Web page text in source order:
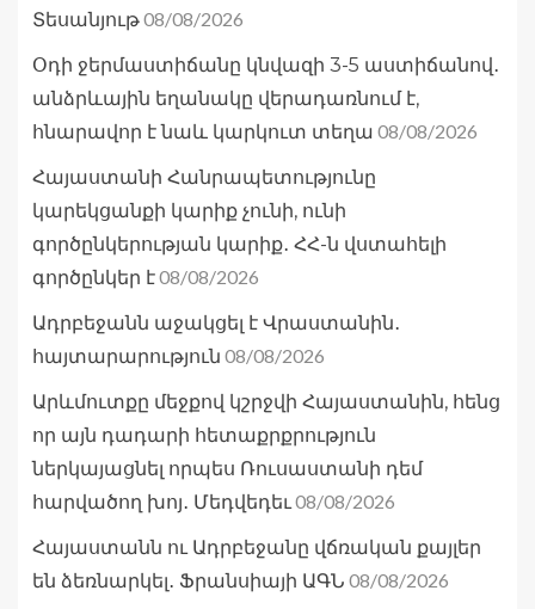
Տեսանյութ08/08/2026
Օդի ջերմաստիճանը կնվազի 3-5 աստիճանով․
անձրևային եղանակը վերադառնում է,
հնարավոր է նաև կարկուտ տեղա 08/08/2026
Հայաստանի Հանրապետությունը
կարեկցանքի կարիք չունի, ունի
գործընկերության կարիք․ ՀՀ-ն վստահելի
գործընկեր է08/08/2026
Ադրբեջանն աջակցել է Վրաստանին․
հայտարարություն 08/08/2026
Արևմուտքը մեջքով կշրջվի Հայաստանին, հենց
որ այն դադարի հետաքրքրություն
ներկայացնել որպես Ռուսաստանի դեմ
հարվածող խոյ․ Մեդվեդեւ08/08/2026
Հայաստանն ու Ադրբեջանը վճռական քայլեր
են ձեռնարկել․ Ֆրանսիայի ԱԳՆ 08/08/2026